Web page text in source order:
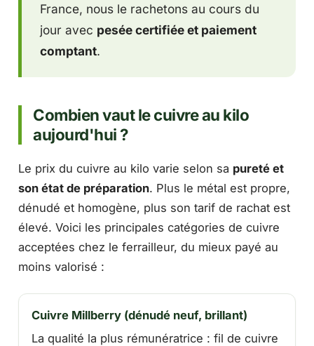
France, nous le rachetons au cours du
jour avec pesée certifiée et paiement
comptant.
Combien vaut le cuivre au kilo
aujourd'hui ?
Le prix du cuivre au kilo varie selon sa pureté et
son état de préparation. Plus le métal est propre,
dénudé et homogène, plus son tarif de rachat est
élevé. Voici les principales catégories de cuivre
acceptées chez le ferrailleur, du mieux payé au
moins valorisé :
Cuivre Millberry (dénudé neuf, brillant)
La qualité la plus rémunératrice : fil de cuivre